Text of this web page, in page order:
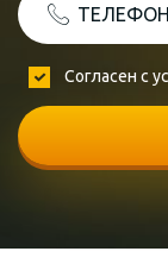
ТЕЛЕФОН
Согласен с